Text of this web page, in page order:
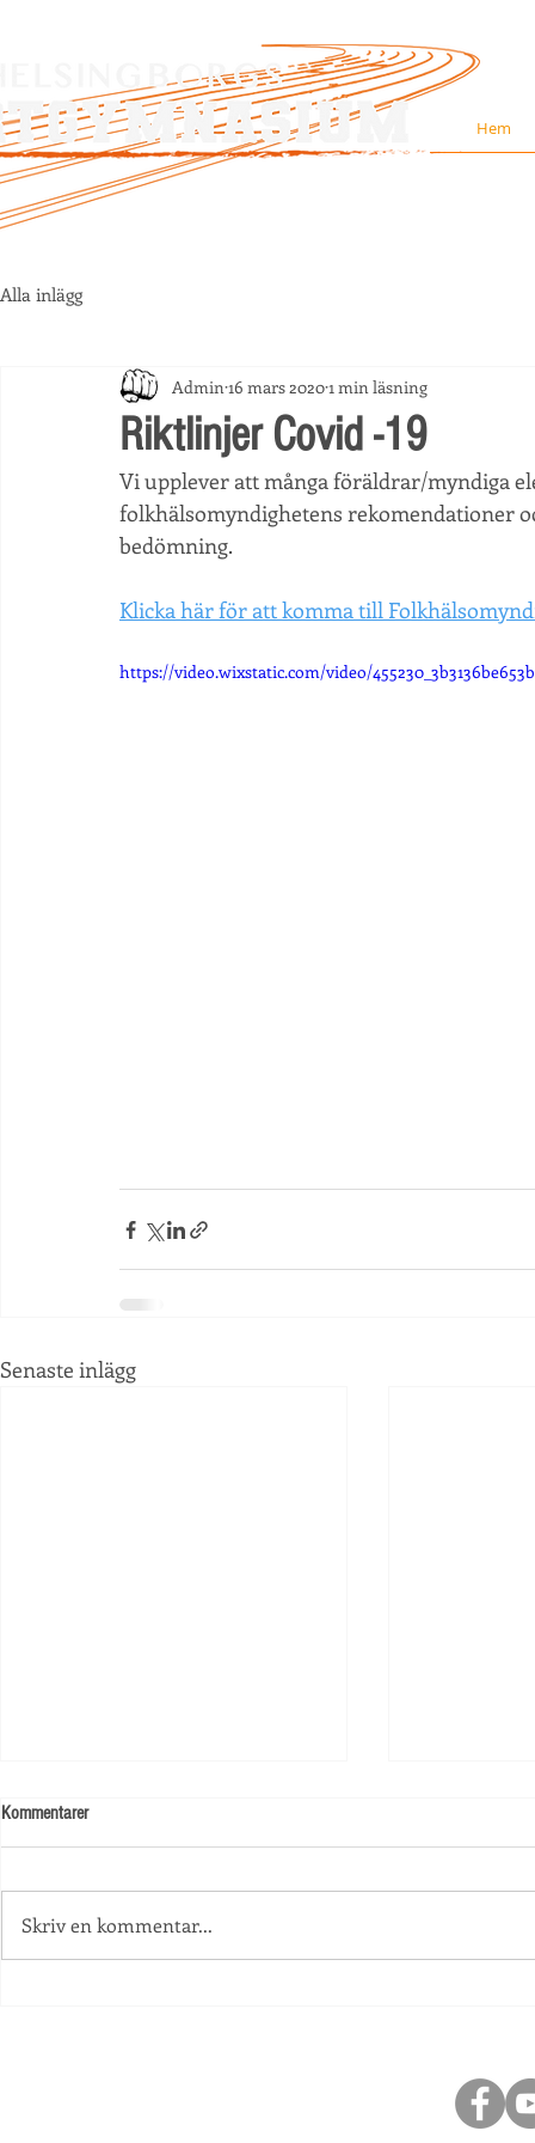
Hem
Alla inlägg
Riktlinjer Covid -19
Admin 16 mars 20201 min läsning
Vi upplever att många föräldrar/myndiga
folkhälsomyndighetens rekomendationer
bedömning.
Klicka här för att komma till
https://video.wixstatic.com/video/
Senaste inlägg
Information
Kommentarer
Skriv en kommentar...